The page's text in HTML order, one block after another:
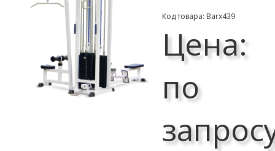
Код товара: Barх439
Цена:
по